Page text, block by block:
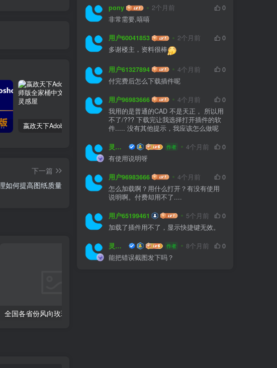
观赏江景及
建筑景观一
将场地分成
，不同于传统
动场所。
动则在玩耍
坐跷跷板，时
及粗粒沙子塑
体中文破解版安装包下载及安装教程 PS精简版Adobe Photoshop Elements 2024破解版中文免序列号激活v24.0.0
下一篇
如何提高图纸质量
pony 2个月前
0
非常需要,嘻嘻
用户60041853 2个月前
0
多谢楼主，资料很棒
用户61327894 4个月前
0
付完费后怎么下载插件呢
用户96983666 4个月前
0
我用的是普通的CAD 不是天正， 所以用
不了/??? 下载完让我选择打开插件的软
件..... 没有其他提示，我应该怎么做呢
灵感屋 作者 4个月前
0
有使用说明呀
用户96983666 4个月前
0
怎么加载啊？用什么打开？有没有使用
说明啊。付费却用不了....
用户65199461 5个月前
0
加载了插件用不了，显示快捷键无效。
灵感屋 作者 8个月前
0
能把错误截图发下吗？